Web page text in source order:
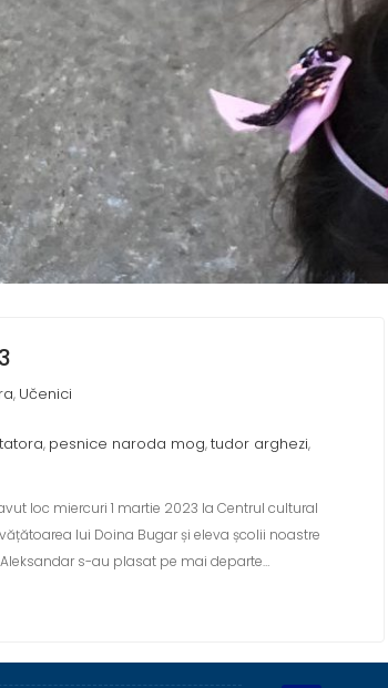
, Učenici
, pesnice naroda mog,tudor arghezi,
loc miercuri 1 martie 2023 la Centrul cultural
lui Doina Bugar și eleva școlii noastre
s-au plasat pe mai departe…